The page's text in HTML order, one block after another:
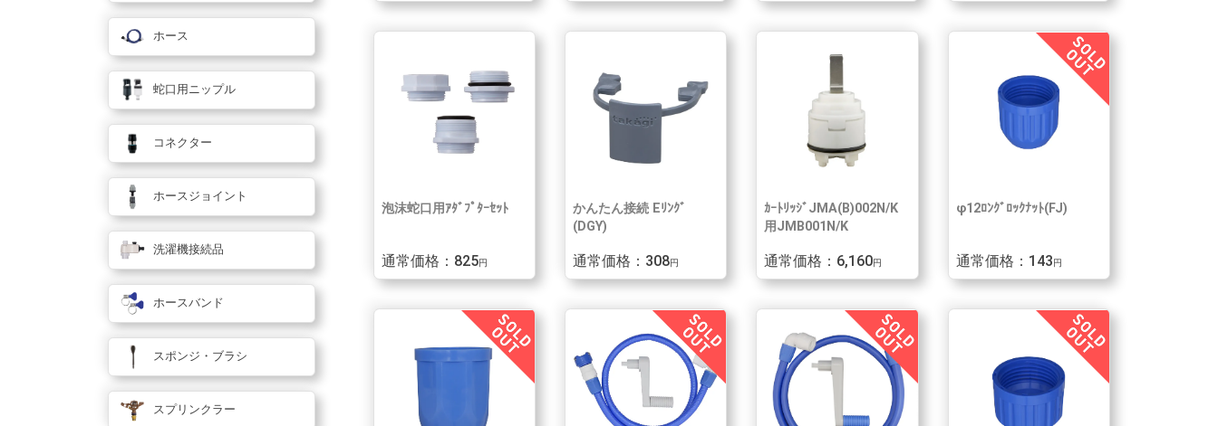
泡沫蛇口用ｱﾀﾞﾌﾟﾀｰｾｯﾄ
通常価格：825円
かんたん接続 Eﾘﾝｸﾞ
(DGY)
通常価格：308円
ｶｰﾄﾘｯｼﾞJMA(B)002N/K
用JMB001N/K
通常価格：6,160円
φ12ﾛﾝｸﾞﾛｯｸﾅｯﾄ(FJ)
通常価格：143円
ホース
蛇口用ニップル
コネクター
ホースジョイント
洗濯機接続品
ホースバンド
スポンジ・ブラシ
スプリンクラー